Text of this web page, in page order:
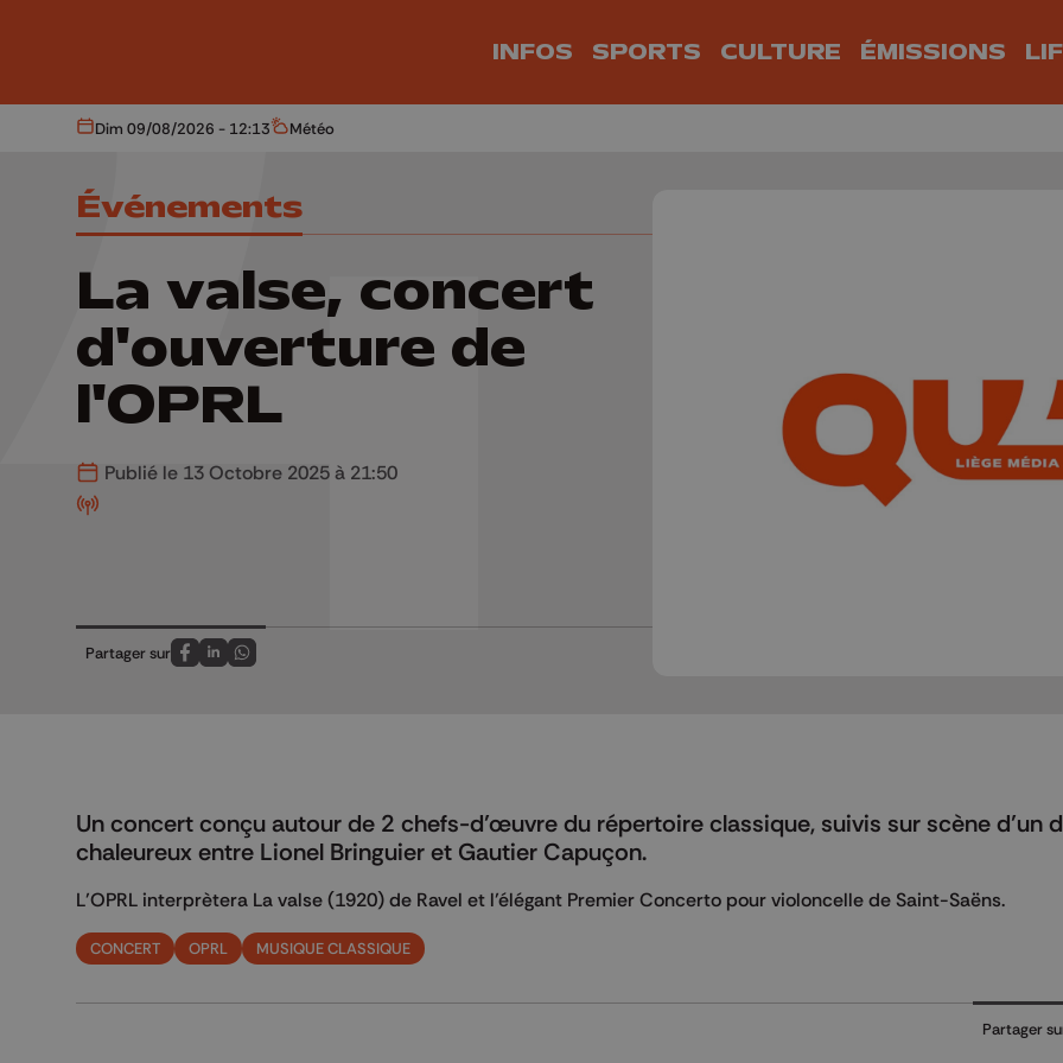
INFOS SPORTS CULTURE ÉMISSIONS
Aujourd'hui
Dim 09/08/2026 - 12:13 Météo
Météo
Événements
La valse, concert
d'ouverture de
l'OPRL
Publié le 13 Octobre 2025 à 21:50
Partager sur
Partagez sur FaceBook
Partagez sur LinkedIn
Partagez sur Whatsapp
Un concert conçu autour de 2 chefs-d’œuvre du répertoire classique, suivis sur scène d’un
chaleureux entre Lionel Bringuier et Gautier Capuçon.
L’OPRL interprètera La valse (1920) de Ravel et l’élégant Premier Concerto pour violoncelle de Saint-Saëns.
CONCERT OPRL MUSIQUE CLASSIQUE
Partager